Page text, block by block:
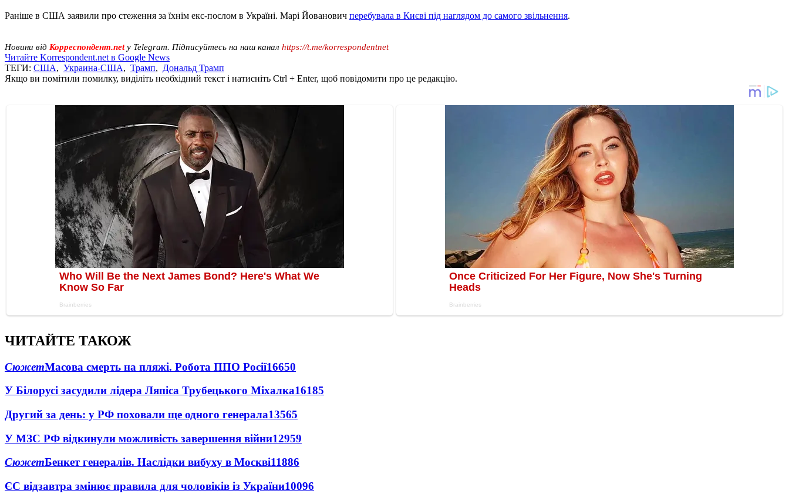
Раніше в США заявили про стеження за їхнім екс-послом в Україні. Марі Йованович перебувала в Києві під наглядом до самого звільнення.
Новини від Корреспондент.net у Telegram. Підписуйтесь на наш канал https://t.me/korrespondentnet
Читайте Korrespondent.net в Google News
ТЕГИ: США, Украина-США, Трамп, Дональд Трамп
Якщо ви помітили помилку, виділіть необхідний текст і натисніть Ctrl + Enter, щоб повідомити про це редакцію.
ЧИТАЙТЕ ТАКОЖ
СюжетМасова смерть на пляжі. Робота ППО Росії16650
У Білорусі засудили лідера Ляпіса Трубецького Міхалка16185
Другий за день: у РФ поховали ще одного генерала13565
У МЗС РФ відкинули можливість завершення війни12959
СюжетБенкет генералів. Наслідки вибуху в Москві11886
ЄС відзавтра змінює правила для чоловіків із України10096